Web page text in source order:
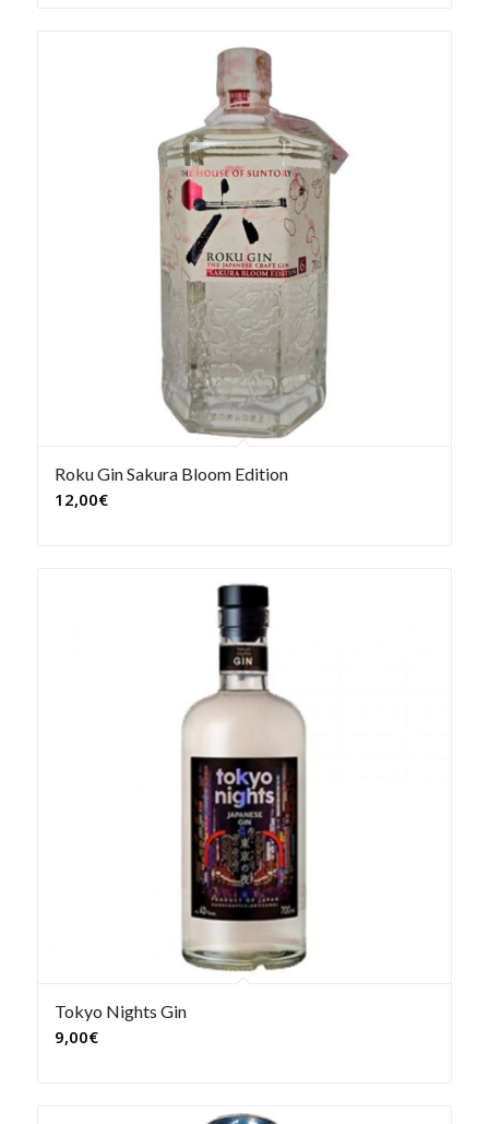
Roku Gin Sakura Bloom Edition
12,00€
Tokyo Nights Gin
9,00€